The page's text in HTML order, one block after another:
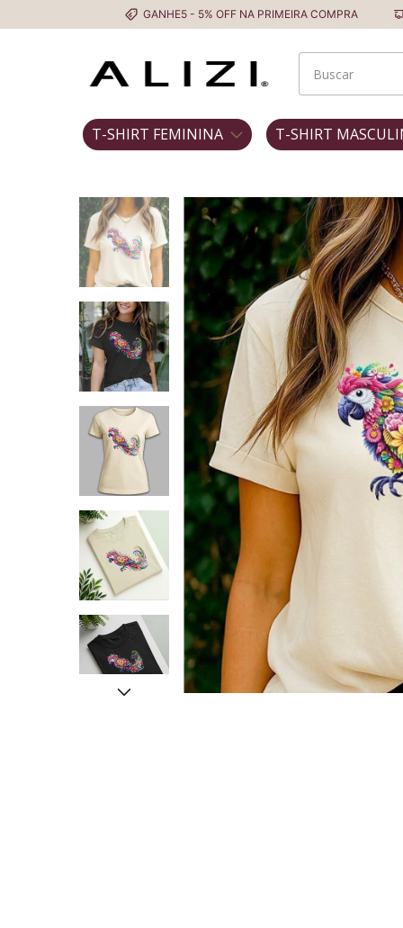
GANHE5 - 5% OFF NA PRIMEIRA COMPRA Frete Grátis
T-SHIRT FEMININA T-SHIRT